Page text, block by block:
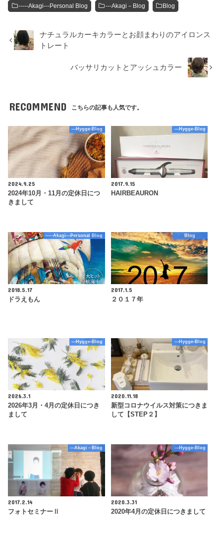
-----Akagi---Personal Blog ---Akagi－Blog Blog
ナチュラルカーキカラーとお顔まわりのアイロンス
トレート
バッサリカットとアッシュカラー
RECOMMEND こちらの記事も人気です。
---Hygge-Blog
2024.9.25
2024年10月・11月の定休日につ
きまして
---Hygge-Blog
2017.9.15
HAIRBEAURON
-----Akagi---Personal Blog
2018.5.17
ドラえもん
Blog
2017.1.5
２０１７年
---Hygge-Blog
2026.3.1
2026年3月・4月の定休日につき
まして
---Hygge-Blog
2020.11.18
新型コロナウイルス対策につきま
して【STEP２】
---Akagi－Blog
2017.2.14
フォトセミナーⅡ
---Hygge-Blog
2020.3.31
2020年4月の定休日につきまして